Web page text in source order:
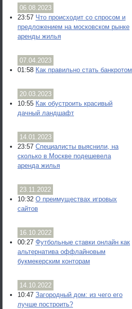
06.08.2023
23:57 Что происходит со спросом и
предложением на московском рынке
аренды жилья
07.04.2023
01:58 Как правильно стать банкротом
20.03.2023
10:55 Как обустроить красивый
дачный ландшафт
14.01.2023
23:57 Специалисты выяснили, на
сколько в Москве подешевела
аренда жилья
23.11.2022
10:32 О преимуществах игровых
сайтов
16.10.2022
00:27 Футбольные ставки онлайн как
альтернатива оффлайновым
букмекерским конторам
14.10.2022
10:47 Загородный дом: из чего его
лучше построить?